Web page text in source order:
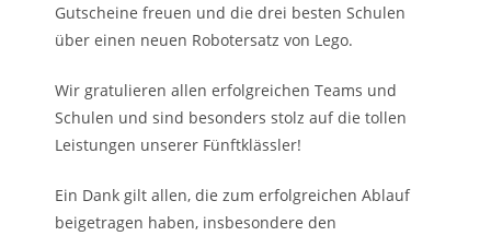
Gutscheine freuen und die drei besten Schulen
über einen neuen Robotersatz von Lego.
Wir gratulieren allen erfolgreichen Teams und
Schulen und sind besonders stolz auf die tollen
Leistungen unserer Fünftklässler!
Ein Dank gilt allen, die zum erfolgreichen Ablauf
beigetragen haben, insbesondere den